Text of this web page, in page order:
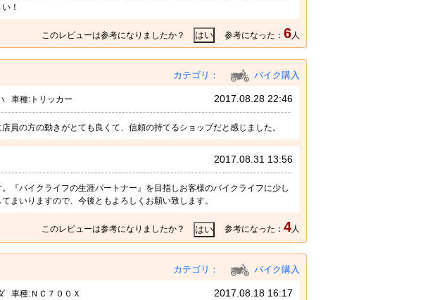
！
このレビューは参考になりましたか？ 参考になった： 6 人
カテゴリ： バイク購入
車種: トリッカー 2017.08.28 22:46
員の方の動きがとても良くて、信頼の持てるショップだと感じました。
2017.08.31 13:56
『バイクライフの生涯パートナー』を目指しお客様のバイクライフに少し
まいりますので、今後ともよろしくお願い致します。
このレビューは参考になりましたか？ 参考になった： 4人
カテゴリ： バイク購入
車種: ＮＣ７００Ｘ 2017.08.18 16:17